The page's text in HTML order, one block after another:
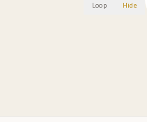
Loop Hide